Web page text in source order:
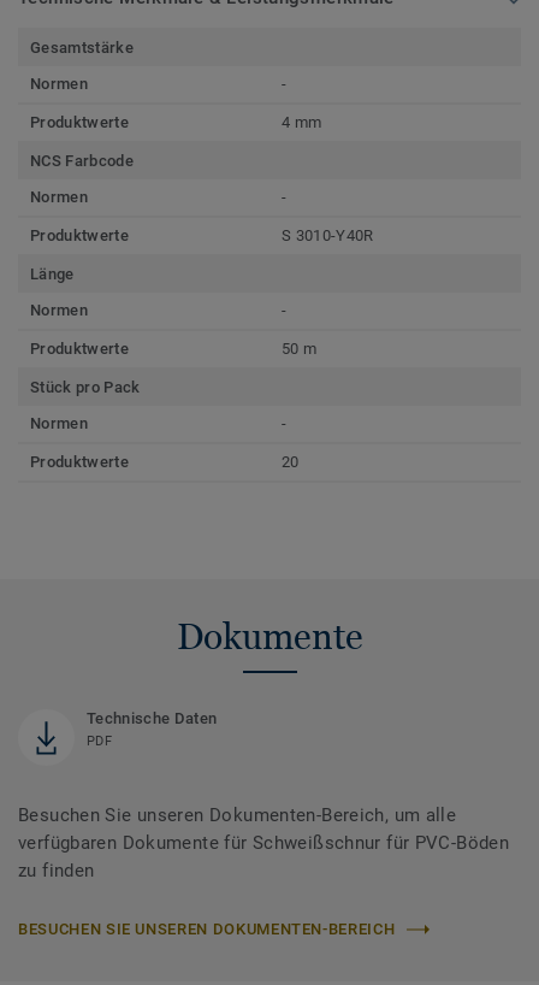
Gesamtstärke
Normen
-
Produktwerte 4 mm
NCS Farbcode
Normen
-
Produktwerte S 3010-Y40R
Länge
Normen
-
Produktwerte 50 m
Stück pro Pack
Normen
-
Produktwerte 20
Dokumente
Technische Daten
PDF
Besuchen Sie unseren Dokumenten-Bereich, um alle
verfügbaren Dokumente für Schweißschnur für PVC-Böden
zu finden
BESUCHEN SIE UNSEREN DOKUMENTEN-BEREICH